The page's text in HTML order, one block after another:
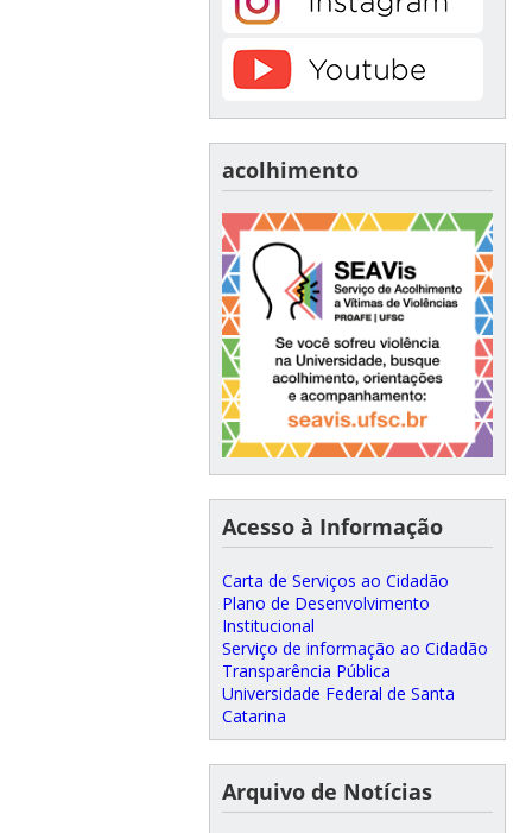
acolhimento
Acesso à Informação
Carta de Serviços ao Cidadão
Plano de Desenvolvimento
Institucional
Serviço de informação ao Cidadão
Transparência Pública
Universidade Federal de Santa
Catarina
Arquivo de Notícias